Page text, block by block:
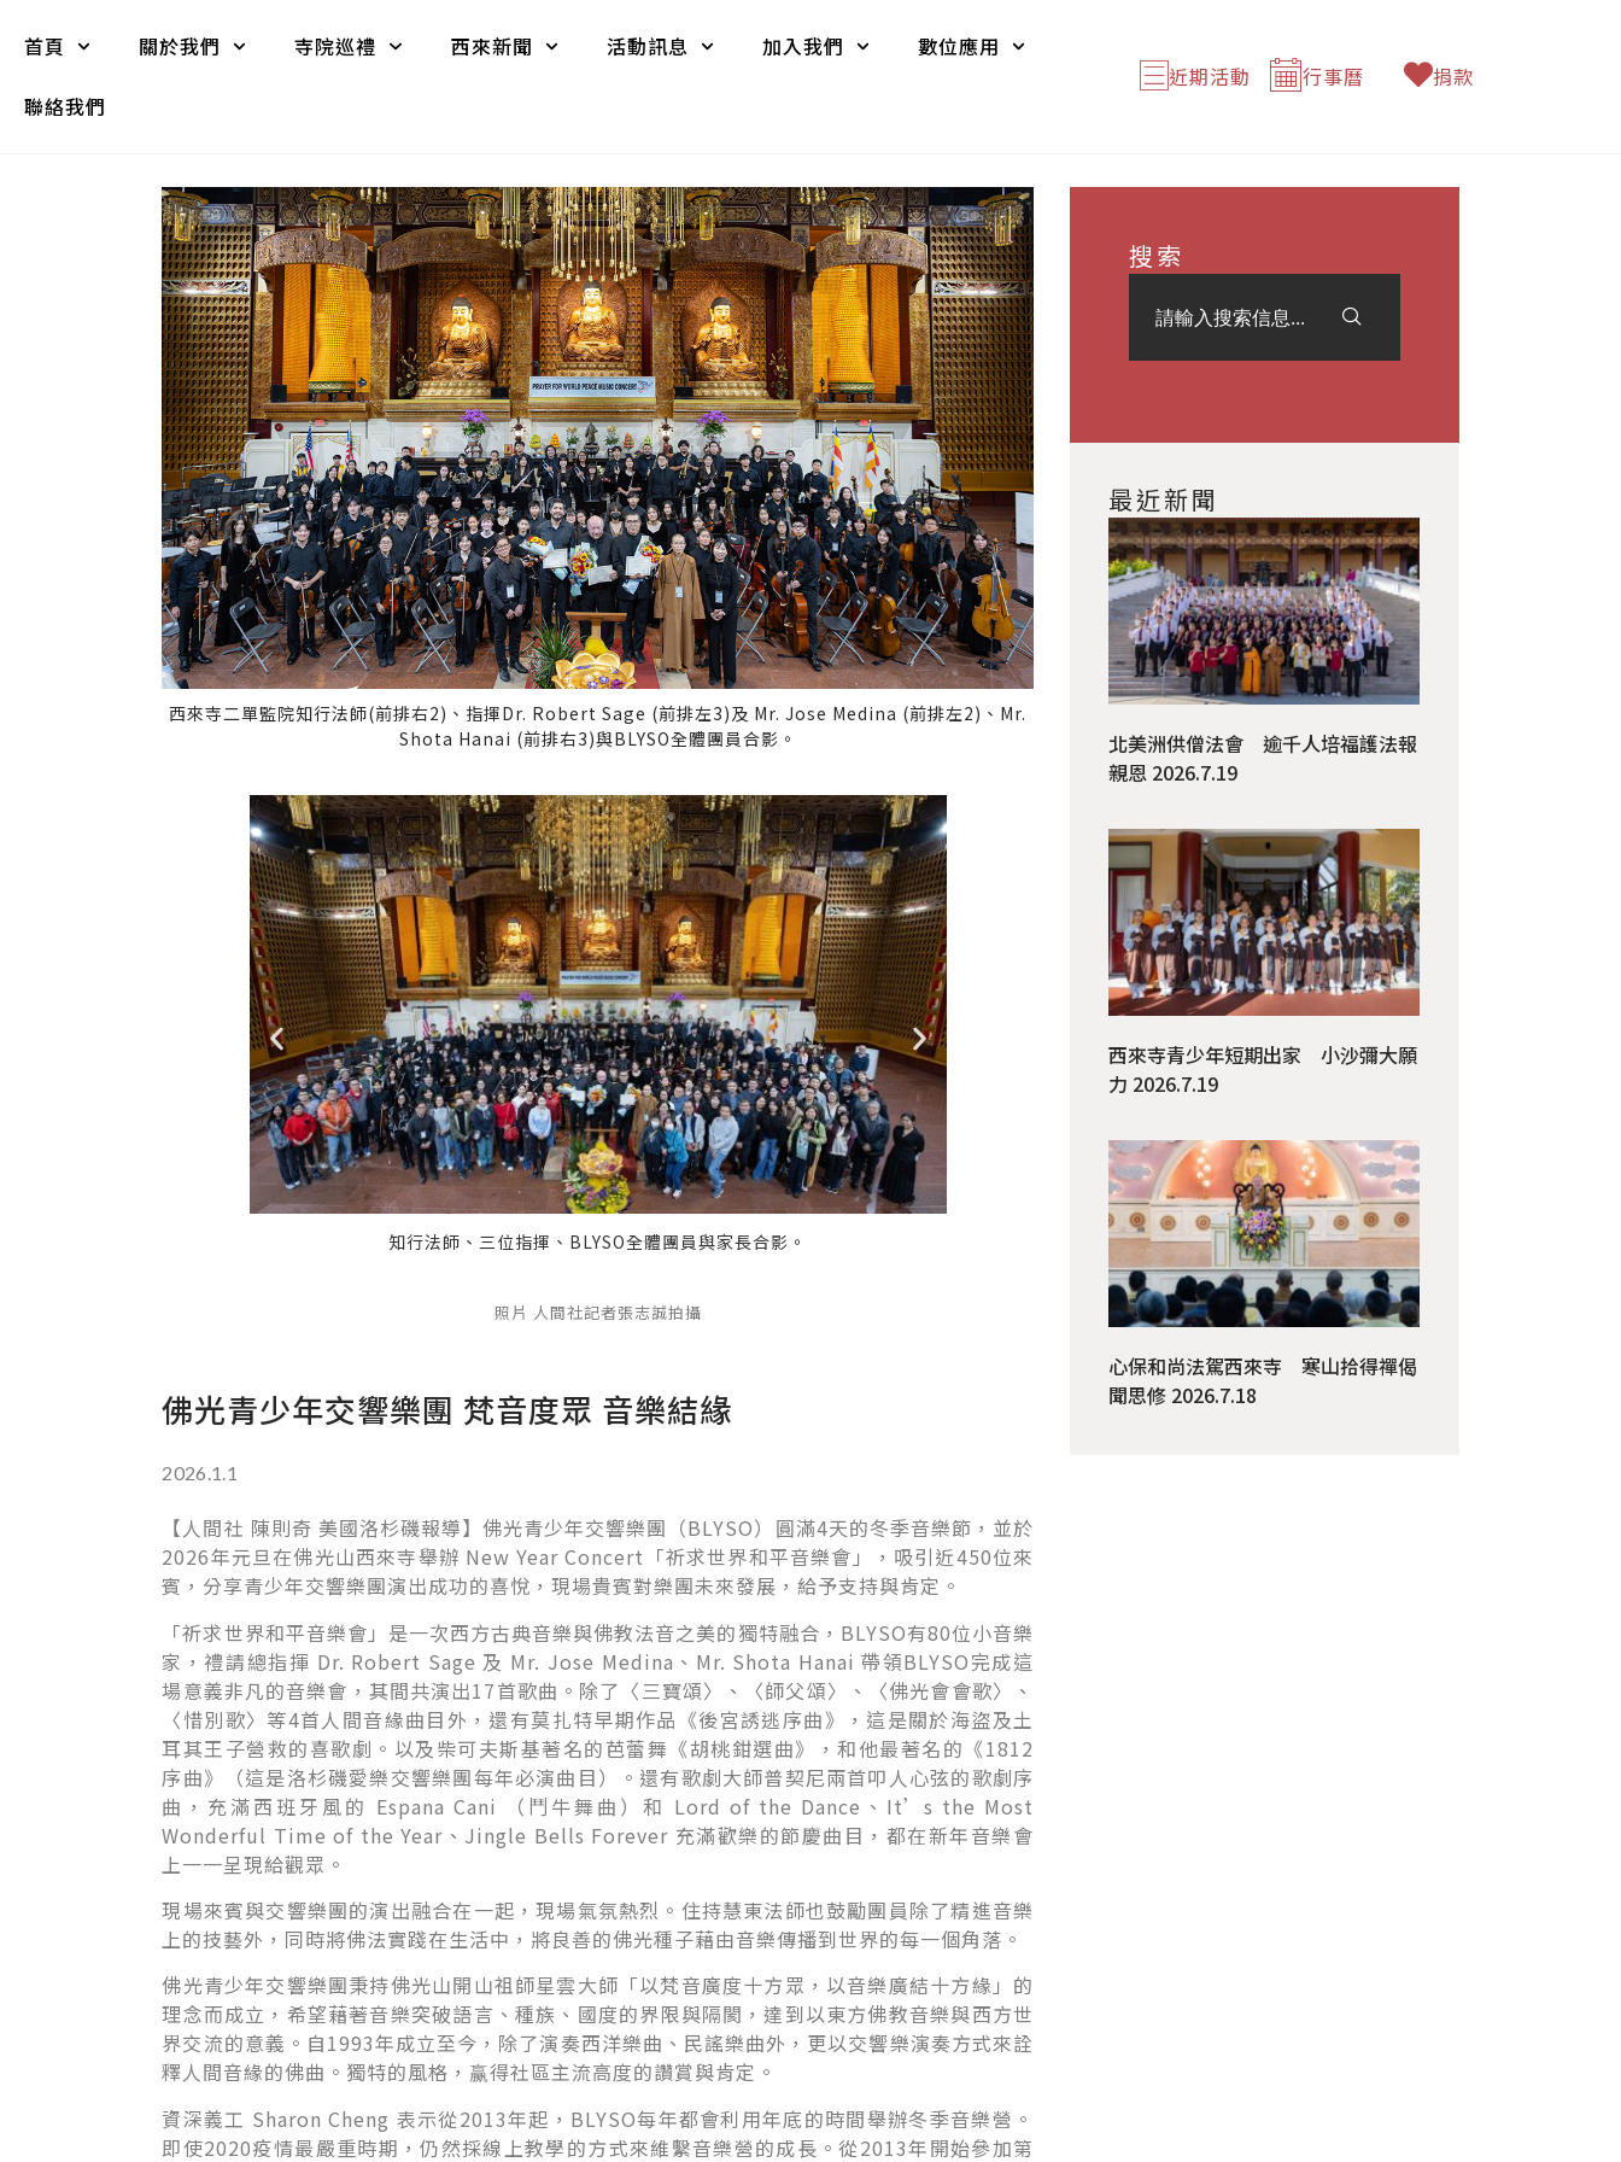
首頁 關於我們 寺院巡禮 西來新聞 活動訊息 加入我們 數位應用
聯絡我們
近期活動 行事曆 捐款
西來寺二單監院知行法師(前排右2)、指揮Dr. Robert Sage (前排左3)及 Mr. Jose Medina (前排左2)、Mr.
Shota Hanai (前排右3)與BLYSO全體團員合影。
知行法師、三位指揮、BLYSO全體團員與家長合影。 音樂會現場吸引近 450 位來賓，分享青少年交響樂團演出成功的喜悅。 指揮Dr. Robert Sage帶領
照片 人間社記者張志誠拍攝
佛光青少年交響樂團 梵音度眾 音樂結緣
2026.1.1
【人間社 陳則奇 美國洛杉磯報導】佛光青少年交響樂團（BLYSO）圓滿4天的冬季音樂節，並於
2026年元旦在佛光山西來寺舉辦 New Year Concert「祈求世界和平音樂會」，吸引近450位來
賓，分享青少年交響樂團演出成功的喜悅，現場貴賓對樂團未來發展，給予支持與肯定。
「祈求世界和平音樂會」是一次西方古典音樂與佛教法音之美的獨特融合，BLYSO有80位小音樂
家，禮請總指揮 Dr. Robert Sage 及 Mr. Jose Medina、Mr. Shota Hanai 帶領BLYSO完成這
場意義非凡的音樂會，其間共演出17首歌曲。除了〈三寶頌〉、〈師父頌〉、〈佛光會會歌〉、
〈惜別歌〉等4首人間音緣曲目外，還有莫扎特早期作品《後宮誘逃序曲》，這是關於海盜及土
耳其王子營救的喜歌劇。以及柴可夫斯基著名的芭蕾舞《胡桃鉗選曲》，和他最著名的《1812
序曲》（這是洛杉磯愛樂交響樂團每年必演曲目）。還有歌劇大師普契尼兩首叩人心弦的歌劇序
曲，充滿西班牙風的 Espana Cani （鬥牛舞曲）和 Lord of the Dance、It’s the Most
Wonderful Time of the Year、Jingle Bells Forever 充滿歡樂的節慶曲目，都在新年音樂會
上一一呈現給觀眾。
現場來賓與交響樂團的演出融合在一起，現場氣氛熱烈。住持慧東法師也鼓勵團員除了精進音樂
上的技藝外，同時將佛法實踐在生活中，將良善的佛光種子藉由音樂傳播到世界的每一個角落。
佛光青少年交響樂團秉持佛光山開山祖師星雲大師「以梵音廣度十方眾，以音樂廣結十方緣」的
理念而成立，希望藉著音樂突破語言、種族、國度的界限與隔閡，達到以東方佛教音樂與西方世
界交流的意義。自1993年成立至今，除了演奏西洋樂曲、民謠樂曲外，更以交響樂演奏方式來詮
釋人間音緣的佛曲。獨特的風格，赢得社區主流高度的讚賞與肯定。
資深義工 Sharon Cheng 表示從2013年起，BLYSO每年都會利用年底的時間舉辦冬季音樂營。
即使2020疫情最嚴重時期，仍然採線上教學的方式來維繫音樂營的成長。從2013年開始參加第
搜索
最近新聞
北美洲供僧法會 逾千人培福護法報
親恩 2026.7.19
西來寺青少年短期出家 小沙彌大願
力 2026.7.19
心保和尚法駕西來寺 寒山拾得禪偈
聞思修 2026.7.18